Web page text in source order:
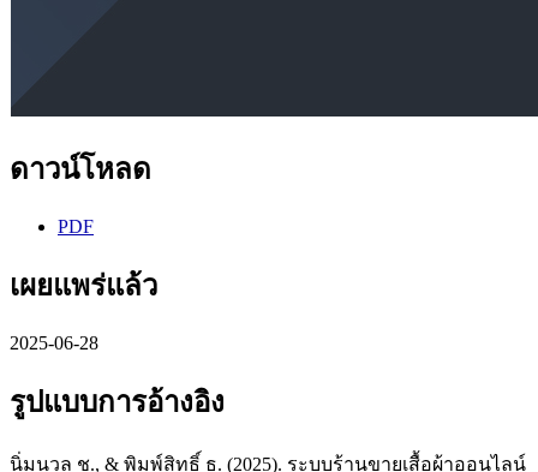
ดาวน์โหลด
PDF
เผยแพร่แล้ว
2025-06-28
รูปแบบการอ้างอิง
นิ่มนวล ช., & พิมพ์สิทธิ์ ธ. (2025). ระบบร้านขายเสื้อผ้าออนไลน์